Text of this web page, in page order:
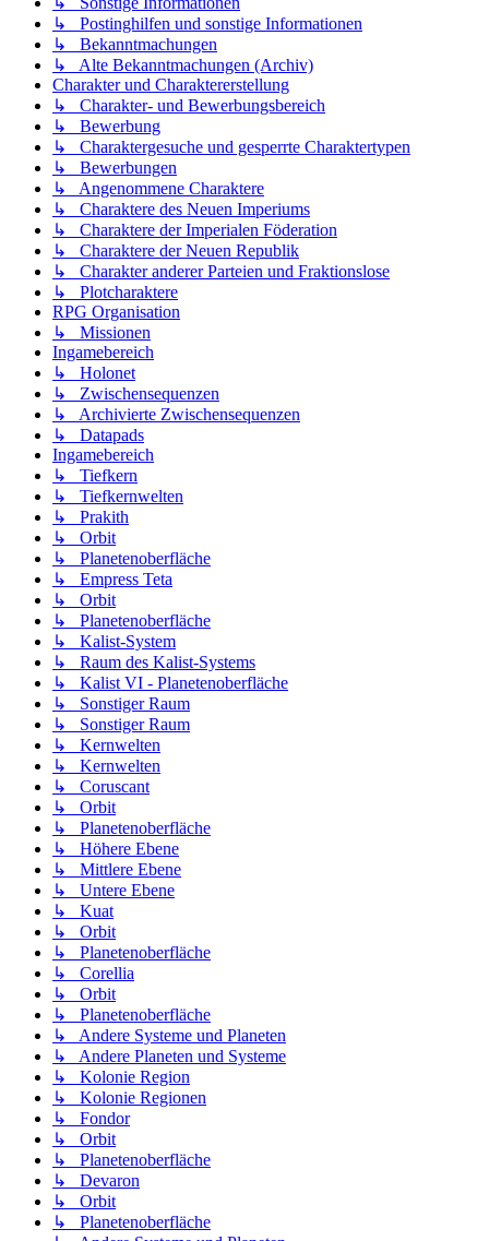
↳ Postinghilfen und sonstige Informationen
↳ Bekanntmachungen
↳ Alte Bekanntmachungen (Archiv)
Charakter und Charaktererstellung
↳ Charakter- und Bewerbungsbereich
↳ Bewerbung
↳ Charaktergesuche und gesperrte Charaktertypen
↳ Bewerbungen
↳ Angenommene Charaktere
↳ Charaktere des Neuen Imperiums
↳ Charaktere der Imperialen Föderation
↳ Charaktere der Neuen Republik
↳ Charakter anderer Parteien und Fraktionslose
↳ Plotcharaktere
RPG Organisation
↳ Missionen
Ingamebereich
↳ Holonet
↳ Zwischensequenzen
↳ Archivierte Zwischensequenzen
↳ Datapads
Ingamebereich
↳ Tiefkern
↳ Tiefkernwelten
↳ Prakith
↳ Orbit
↳ Planetenoberfläche
↳ Empress Teta
↳ Orbit
↳ Planetenoberfläche
↳ Kalist-System
↳ Raum des Kalist-Systems
↳ Kalist VI - Planetenoberfläche
↳ Sonstiger Raum
↳ Sonstiger Raum
↳ Kernwelten
↳ Kernwelten
↳ Coruscant
↳ Orbit
↳ Planetenoberfläche
↳ Höhere Ebene
↳ Mittlere Ebene
↳ Untere Ebene
↳ Kuat
↳ Orbit
↳ Planetenoberfläche
↳ Corellia
↳ Orbit
↳ Planetenoberfläche
↳ Andere Systeme und Planeten
↳ Andere Planeten und Systeme
↳ Kolonie Region
↳ Kolonie Regionen
↳ Fondor
↳ Orbit
↳ Planetenoberfläche
↳ Devaron
↳ Orbit
↳ Planetenoberfläche